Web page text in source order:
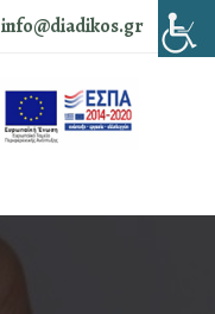
info@diadikos.gr